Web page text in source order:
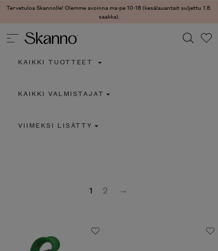
Tervetuloa Skannolle! Olemme avoinna ma-pe 10-18 (kesälauantait suljettu 1.8.
saakka).
Type 2 or more characters for results.
KAIKKI TUOTTEET
KAIKKI VALMISTAJAT
VIIMEKSI LISÄTTY
1 2 →